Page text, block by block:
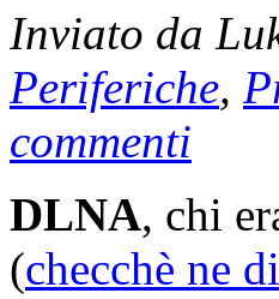
Inviato da
Periferiche,
commenti
DLNA, chi
(checchè ne